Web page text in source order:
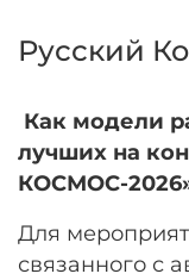
Русский
Как модели
лучших на
КОСМОС-
Для
связанного с